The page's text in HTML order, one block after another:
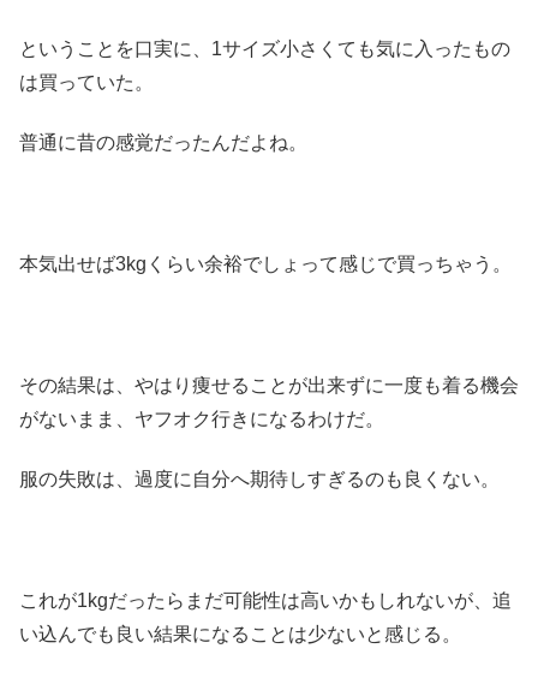
ということを口実に、1サイズ小さくても気に入ったもの
は買っていた。
普通に昔の感覚だったんだよね。
本気出せば3kgくらい余裕でしょって感じで買っちゃう。
その結果は、やはり痩せることが出来ずに一度も着る機会
がないまま、ヤフオク行きになるわけだ。
服の失敗は、過度に自分へ期待しすぎるのも良くない。
これが1kgだったらまだ可能性は高いかもしれないが、追
い込んでも良い結果になることは少ないと感じる。